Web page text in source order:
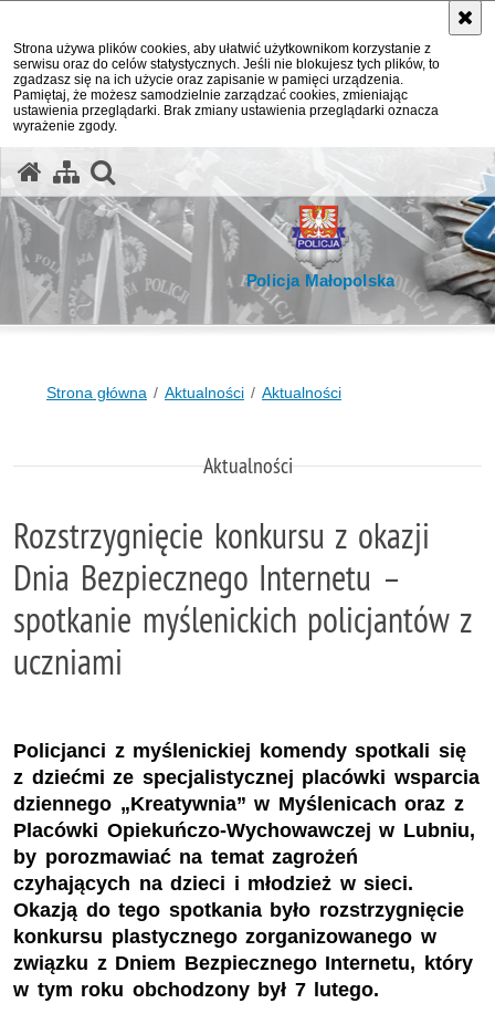
Strona używa plików cookies, aby ułatwić użytkownikom korzystanie z
serwisu oraz do celów statystycznych. Jeśli nie blokujesz tych plików, to
zgadzasz się na ich użycie oraz zapisanie w pamięci urządzenia.
Pamiętaj, że możesz samodzielnie zarządzać cookies, zmieniając
ustawienia przeglądarki. Brak zmiany ustawienia przeglądarki oznacza
wyrażenie zgody.
Policja Małopolska
Strona główna Aktualności Aktualności
Aktualności
Rozstrzygnięcie konkursu z okazji
Dnia Bezpiecznego Internetu –
spotkanie myślenickich policjantów z
uczniami
Policjanci z myślenickiej komendy spotkali się
z dziećmi ze specjalistycznej placówki wsparcia
dziennego „Kreatywnia” w Myślenicach oraz z
Placówki Opiekuńczo-Wychowawczej w Lubniu,
by porozmawiać na temat zagrożeń
czyhających na dzieci i młodzież w sieci.
Okazją do tego spotkania było rozstrzygnięcie
konkursu plastycznego zorganizowanego w
związku z Dniem Bezpiecznego Internetu, który
w tym roku obchodzony był 7 lutego.